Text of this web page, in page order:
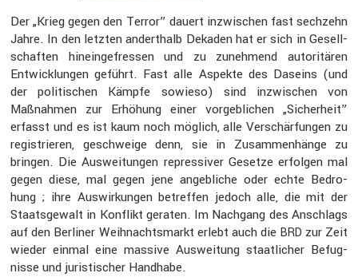
Der „Krieg gegen den Terror” dauert inzwi­schen fast sechzehn
Jahre. In den letzten andert­halb Dekaden hat er sich in Gesell­
schaften hinein­ge­fressen und zu zuneh­mend autori­tären
Entwick­lungen geführt. Fast alle Aspekte des Daseins (und
der politi­schen Kämpfe sowieso) sind inzwi­schen von
Maßnahmen zur Erhöhung einer vorgeb­li­chen „Sicher­heit”
erfasst und es ist kaum noch möglich, alle Verschär­fungen zu
regis­trieren, geschweige denn, sie in Zusam­men­hänge zu
bringen. Die Auswei­tungen repres­siver Gesetze erfolgen mal
gegen diese, mal gegen jene angeb­liche oder echte Bedro­
hung ; ihre Auswir­kungen betreffen jedoch alle, die mit der
Staats­ge­walt in Konflikt geraten. Im Nachgang des Anschlags
auf den Berliner Weihnachts­markt erlebt auch die BRD zur Zeit
wieder einmal eine massive Auswei­tung staat­li­cher Befug­
nisse und juris­ti­scher Handhabe.